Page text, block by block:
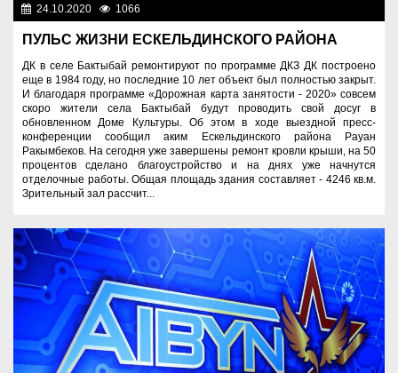
24.10.2020 1066
ПУЛЬС ЖИЗНИ ЕСКЕЛЬДИНСКОГО РАЙОНА
ДК в селе Бактыбай ремонтируют по программе ДКЗ ДК построено
еще в 1984 году, но последние 10 лет объект был полностью закрыт.
И благодаря программе «Дорожная карта занятости - 2020» совсем
скоро жители села Бактыбай будут проводить свой досуг в
обновленном Доме Культуры. Об этом в ходе выездной пресс-
конференции сообщил аким Ескельдинского района Рауан
Ракымбеков. На сегодня уже завершены ремонт кровли крыши, на 50
процентов сделано благоустройство и на днях уже начнутся
отделочные работы. Общая площадь здания составляет - 4246 кв.м.
Зрительный зал рассчит...